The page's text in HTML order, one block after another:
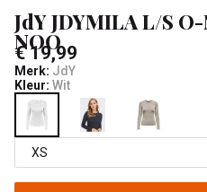
JdY JDYMILA L/S O-
NOO
€ 19,99
Merk: JdY
Kleur: Wit